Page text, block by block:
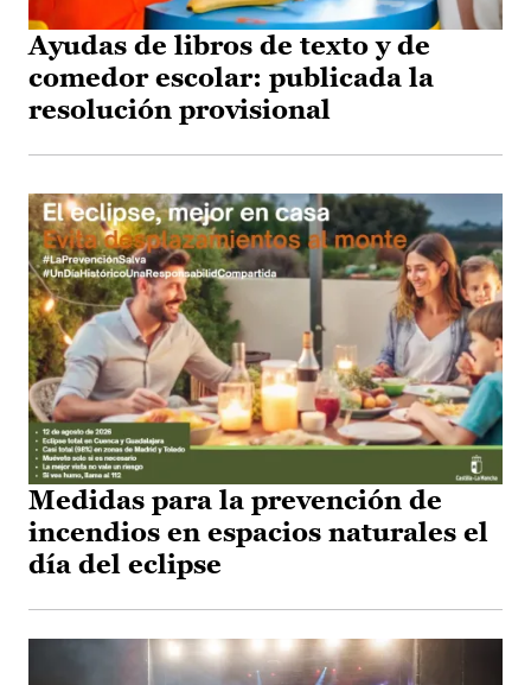
Ayudas de libros de texto y de
comedor escolar: publicada la
resolución provisional
Medidas para la prevención de
incendios en espacios naturales el
día del eclipse